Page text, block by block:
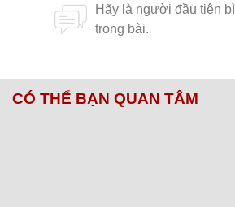
CÓ THỂ BẠN QUAN TÂM